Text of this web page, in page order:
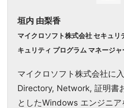
垣内 由梨香
マイクロソフト株式会社 セキュリ
キュリティ プログラム マネージャ
マイクロソフト株式会社に
Directory, Network, 証明書
としたWindows エンジニア